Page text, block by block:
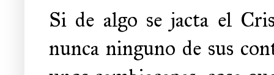
Si de algo se jacta el
nunca ninguno de sus